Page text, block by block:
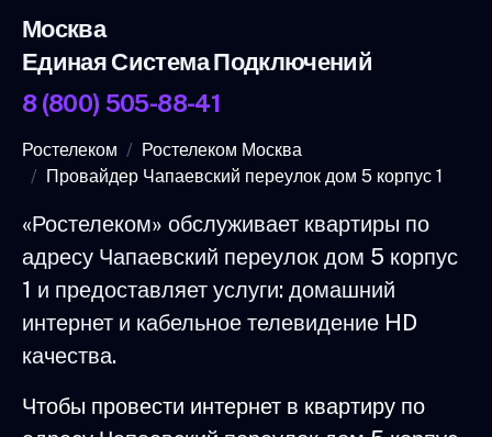
Москва
Единая Система Подключений
8 (800) 505-88-41
Ростелеком
Ростелеком Москва
Провайдер Чапаевский переулок дом 5 корпус 1
«Ростелеком» обслуживает квартиры по
адресу Чапаевский переулок дом 5 корпус
1 и предоставляет услуги: домашний
интернет и кабельное телевидение HD
качества.
Чтобы провести интернет в квартиру по